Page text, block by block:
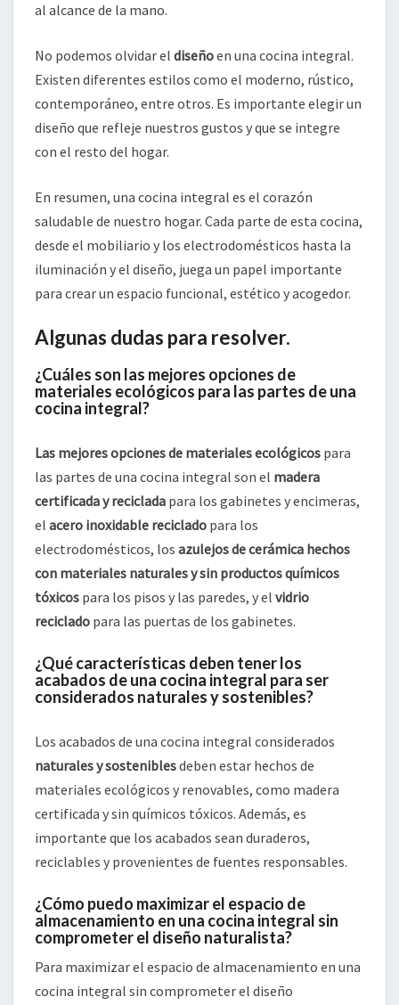
al alcance de la mano.
No podemos olvidar el diseñoen una cocina integral.
Existen diferentes estilos como el moderno, rústico,
contemporáneo, entre otros. Es importante elegir un
diseño que refleje nuestros gustos y que se integre
con el resto del hogar.
En resumen, una cocina integral es el corazón
saludable de nuestro hogar. Cada parte de esta cocina,
desde el mobiliario y los electrodomésticos hasta la
iluminación y el diseño, juega un papel importante
para crear un espacio funcional, estético y acogedor.
Algunas dudas para resolver.
¿Cuáles son las mejores opciones de
materiales ecológicos para las partes de una
cocina integral?
Las mejores opciones de materiales ecológicos para
las partes de una cocina integral son el madera
certificada y reciclada para los gabinetes y encimeras,
el acero inoxidable reciclado para los
electrodomésticos, los azulejos de cerámica hechos
con materiales naturales y sin productos químicos
tóxicos para los pisos y las paredes, y el vidrio
reciclado para las puertas de los gabinetes.
¿Qué características deben tener los
acabados de una cocina integral para ser
considerados naturales y sostenibles?
Los acabados de una cocina integral considerados
naturales y sosteniblesdeben estar hechos de
materiales ecológicos y renovables, como madera
certificada y sin químicos tóxicos. Además, es
importante que los acabados sean duraderos,
reciclables y provenientes de fuentes responsables.
¿Cómo puedo maximizar el espacio de
almacenamiento en una cocina integral sin
comprometer el diseño naturalista?
Para maximizar el espacio de almacenamiento en una
cocina integral sin comprometer el diseño